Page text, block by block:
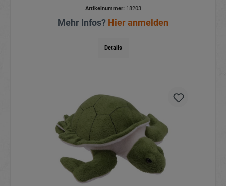
Artikelnummer:18203
Mehr Infos? Hier anmelden
Details